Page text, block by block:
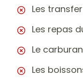
Les
Les repas
Le
Les